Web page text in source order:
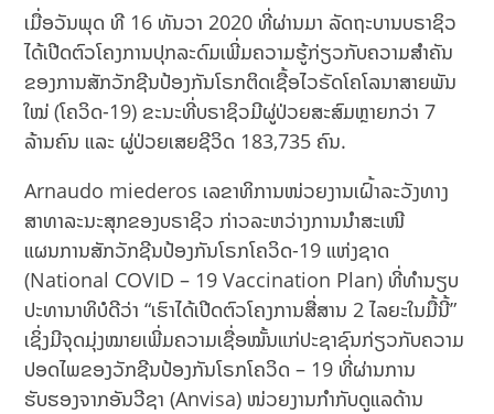
ເມື່ອວັນພຸດ ທີ 16 ທັນວາ 2020 ທີ່ຜ່ານມາ ລັດຖະບານບຣາຊິວ
ໄດ້ເປີດຕົວໂຄງການປຸກລະດົມເພີ່ມຄວາມຮູ້ກ່ຽວກັບຄວາມສຳຄັນ
ຂອງການສັກວັກຊີນປ້ອງກັນໂຣກຕິດເຊື້ອໄວຣັດໂຄໂລນາສາຍພັນ
ໃໝ່ (ໂຄວິດ-19) ຂະນະທີ່ບຣາຊິວມີຜູ່ປ່ວຍສະສົມຫຼາຍກວ່າ 7
ລ້ານຄົນ ແລະ ຜູ່ປ່ວຍເສຍຊີວິດ 183,735 ຄົນ.
Arnaudo miederos ເລຂາທິການໜ່ວຍງານເຝົ້າລະວັງທາງ
ສາທາລະນະສຸກຂອງບຣາຊິວ ກ່າວລະຫວ່າງການນຳສະເໜີ
ແຜນການສັກວັກຊີນປ້ອງກັນໂຣກໂຄວິດ-19 ແຫ່ງຊາດ
(National COVID – 19 Vaccination Plan) ທີ່ທຳນຽບ
ປະທານາທິບໍດີວ່າ “ເຮົາໄດ້ເປີດຕົວໂຄງການສື່ສານ 2 ໄລຍະໃນມື້ນີ້”
ເຊິ່ງມີຈຸດມຸ່ງໝາຍເພີ່ມຄວາມເຊື່ອໝັ້ນແກ່ປະຊາຊົນກ່ຽວກັບຄວາມ
ປອດໄພຂອງວັກຊີນປ້ອງກັນໂຣກໂຄວິດ – 19 ທີ່ຜ່ານການ
ຮັບຮອງຈາກອັນວີຊາ (Anvisa) ໜ່ວຍງານກຳກັບດູແລດ້ານ